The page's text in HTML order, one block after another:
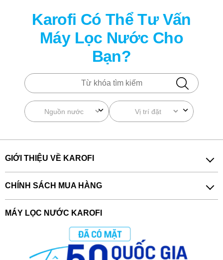
Karofi Có Thể Tư Vấn
Máy Lọc Nước Cho
Bạn?
GIỚI THIỆU VỀ KAROFI
CHÍNH SÁCH MUA HÀNG
MÁY LỌC NƯỚC KAROFI